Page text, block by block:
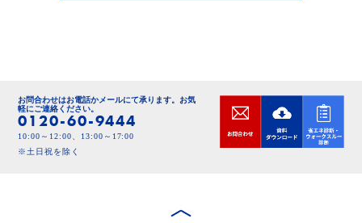
お問合わせはお電話かメールにて承ります。 お気
軽にご連絡ください。
0120-60-9444
10:00～12:00、13:00～17:00
※土日祝を除く